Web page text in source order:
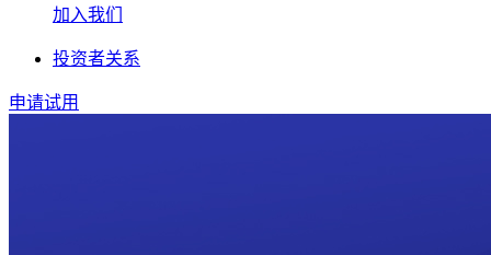
加入我们
投资者关系
申请试用